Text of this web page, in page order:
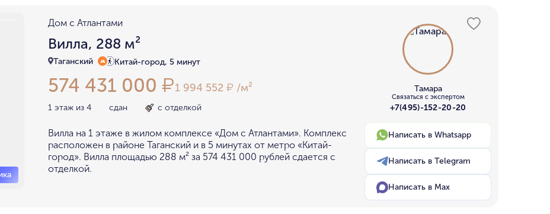
Дом с Атлантами
Вилла, 288 м²
Таганский Китай-город, 5 минут
574 431 000 ₽1 994 552 ₽ /м²
1 этаж из 4 сдан с отделкой
Вилла на 1 этаже в жилом комплексе «Дом с Атлантами». Комплекс
расположен в районе Таганский и в 5 минутах от метро «Китай-
город». Вилла площадью 288 м² за 574 431 000 рублей сдается с
отделкой.
Тамара
Связаться с экспертом
+7(495)-152-20-20
Написать в Whatsapp
Написать в Telegram
Написать в Max